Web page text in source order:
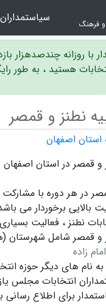
فرهنگ سیاستمداران
با روزانه چندصدهزار
هستید ، به طور
نطنز و قمصر
استان اصفهان
در هر دوره با
بالایی برخوردار می
نطنز ، فعالیت
و قمصر شامل شهرستان
زاده
نام های دیگرحوزه
برای اطلاع رسانی